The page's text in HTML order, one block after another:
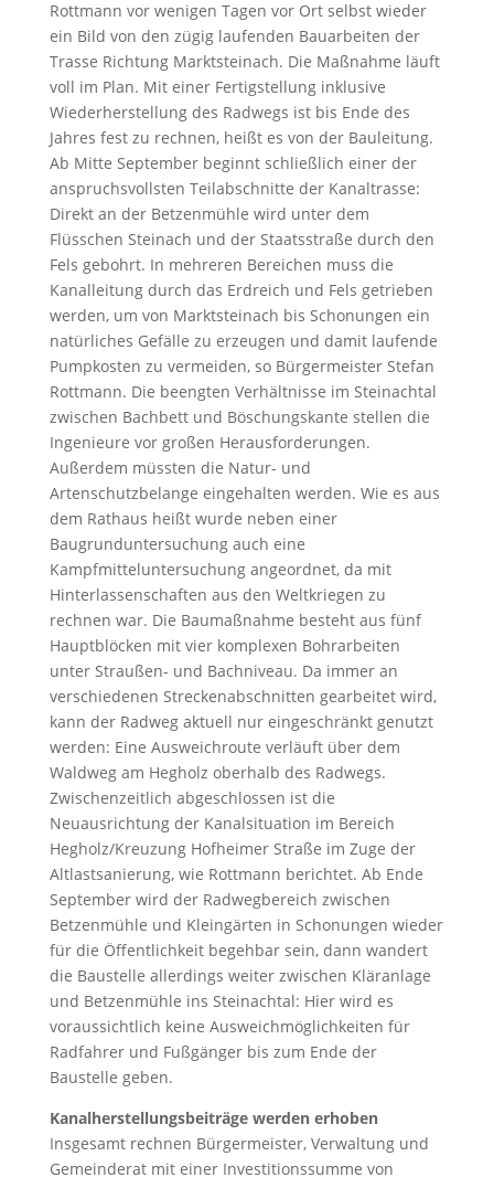
Rottmann vor wenigen Tagen vor Ort selbst wieder
ein Bild von den zügig laufenden Bauarbeiten der
Trasse Richtung Marktsteinach. Die Maßnahme läuft
voll im Plan. Mit einer Fertigstellung inklusive
Wiederherstellung des Radwegs ist bis Ende des
Jahres fest zu rechnen, heißt es von der Bauleitung.
Ab Mitte September beginnt schließlich einer der
anspruchsvollsten Teilabschnitte der Kanaltrasse:
Direkt an der Betzenmühle wird unter dem
Flüsschen Steinach und der Staatsstraße durch den
Fels gebohrt. In mehreren Bereichen muss die
Kanalleitung durch das Erdreich und Fels getrieben
werden, um von Marktsteinach bis Schonungen ein
natürliches Gefälle zu erzeugen und damit laufende
Pumpkosten zu vermeiden, so Bürgermeister Stefan
Rottmann. Die beengten Verhältnisse im Steinachtal
zwischen Bachbett und Böschungskante stellen die
Ingenieure vor großen Herausforderungen.
Außerdem müssten die Natur- und
Artenschutzbelange eingehalten werden. Wie es aus
dem Rathaus heißt wurde neben einer
Baugrunduntersuchung auch eine
Kampfmitteluntersuchung angeordnet, da mit
Hinterlassenschaften aus den Weltkriegen zu
rechnen war. Die Baumaßnahme besteht aus fünf
Hauptblöcken mit vier komplexen Bohrarbeiten
unter Straußen- und Bachniveau. Da immer an
verschiedenen Streckenabschnitten gearbeitet wird,
kann der Radweg aktuell nur eingeschränkt genutzt
werden: Eine Ausweichroute verläuft über dem
Waldweg am Hegholz oberhalb des Radwegs.
Zwischenzeitlich abgeschlossen ist die
Neuausrichtung der Kanalsituation im Bereich
Hegholz/Kreuzung Hofheimer Straße im Zuge der
Altlastsanierung, wie Rottmann berichtet. Ab Ende
September wird der Radwegbereich zwischen
Betzenmühle und Kleingärten in Schonungen wieder
für die Öffentlichkeit begehbar sein, dann wandert
die Baustelle allerdings weiter zwischen Kläranlage
und Betzenmühle ins Steinachtal: Hier wird es
voraussichtlich keine Ausweichmöglichkeiten für
Radfahrer und Fußgänger bis zum Ende der
Baustelle geben.
Kanalherstellungsbeiträge werden erhoben
Insgesamt rechnen Bürgermeister, Verwaltung und
Gemeinderat mit einer Investitionssumme von